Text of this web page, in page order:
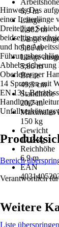
Arbeitshöhe
6,9 m
Länge
2,482 m
Länge
5,86 m
Länge
5,86 m
Breite
49,5 cm
Standhöhe
20,7 m
Maximales
150 kg
Gewicht
17,2 kg
Reichhöhe
6,9 m
EAN
Hinweis Das
einer Leiterlänge
Dreiteilige
beidseitig
und hohe
Oberleiter per
14 Sprossen mit
EN 131,
Bereich
Verantwortlich
Weitere
Liste überspringen